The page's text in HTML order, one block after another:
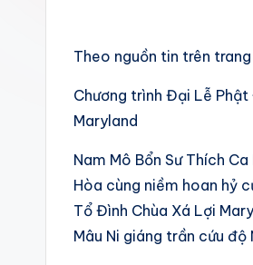
Theo nguồn tin trên
Chương trình Đại Lễ
Maryland
Nam Mô Bổn Sư Thích Ca
Hòa cùng niềm hoan hỷ
Tổ Đình Chùa Xá Lợi
Mâu Ni giáng trần cứu